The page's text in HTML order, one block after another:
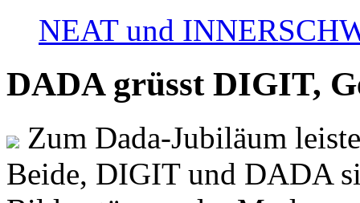
NEAT und
DADA grüsst DIGIT,
Zum Dada-Jubiläum
Beide, DIGIT und DADA